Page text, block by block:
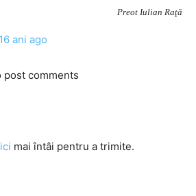
Preot Iulian Raţă
16 ani ago
post comments
mai întâi pentru a trimite.